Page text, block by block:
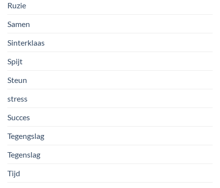
Ruzie
Samen
Sinterklaas
Spijt
Steun
stress
Succes
Tegengslag
Tegenslag
Tijd